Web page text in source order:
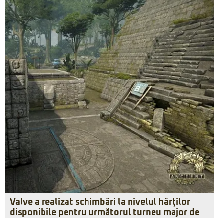
Valve a realizat schimbări la nivelul hărților
disponibile pentru următorul turneu major de